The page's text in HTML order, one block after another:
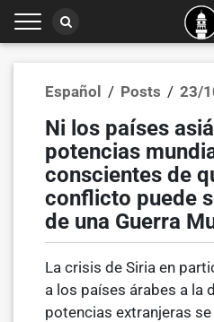
Español / Posts / 23/
Ni los países
potencias
conscientes de
conflicto puede
de una Guerra
La crisis de Siria en
a los países árabes a la
potencias extranjeras se